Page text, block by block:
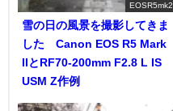
EOSR5mk2
雪の日の風景を撮影してきま
した Canon EOS R5 Mark
IIとRF70-200mm F2.8 L IS
USM Z作例